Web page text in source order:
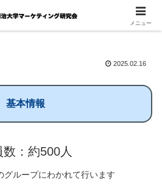
2025.02.16
基本情報
数：約500人
ループにわかれて行います
メニュー